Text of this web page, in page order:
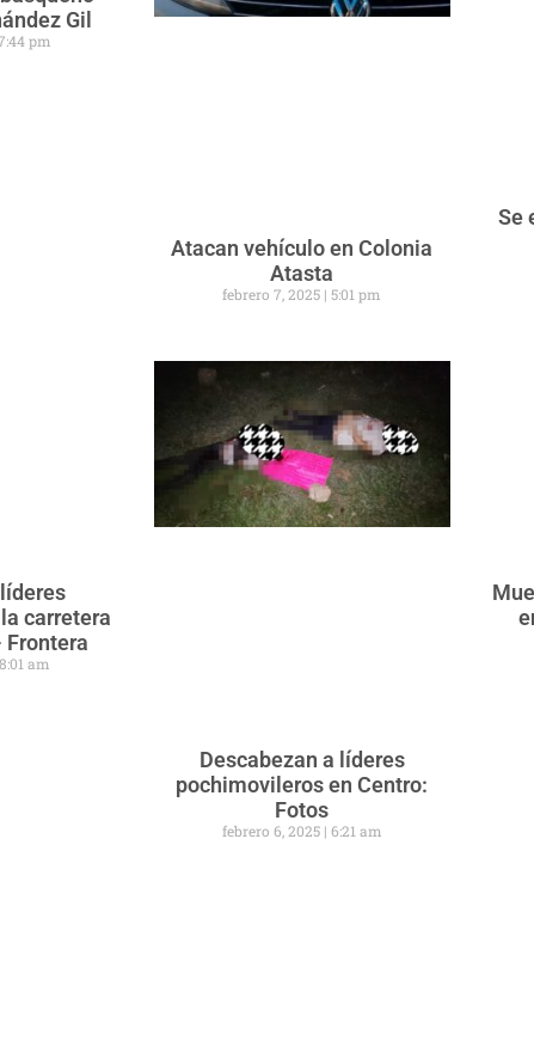
Gil
pm
Atacan vehículo en Colonia
Atasta
febrero 7, 2025 5:01 pm
Se
carretera
8:01 am
Descabezan a líderes
pochimovileros en Centro:
Fotos
febrero 6, 2025 6:21 am